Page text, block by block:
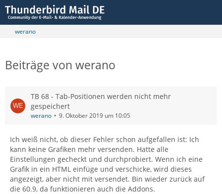
werano
Beiträge von werano
TB 68 - Tab-Positionen werden nicht mehr
gespeichert
werano 9. Oktober 2019 um 10:05
Ich weiß nicht, ob dieser Fehler schon aufgefallen ist: Ich
kann keine Grafiken mehr versenden. Hatte alle
Einstellungen gecheckt und durchprobiert. Wenn ich eine
Grafik in ein HTML einfüge und verschicke, wird dieses
angezeigt, aber nicht mit versendet. Bin wieder zurück auf
die 60.9, da funktionieren auch die Addons.